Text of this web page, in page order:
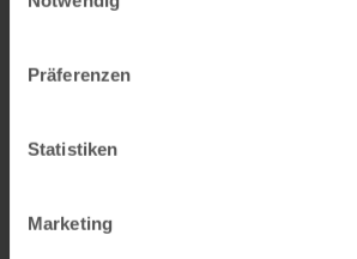
Präferenzen
Statistiken
Marketing